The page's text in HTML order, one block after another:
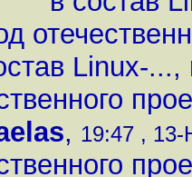
Linux-...,
, 19:47 ,